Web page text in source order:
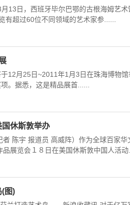
13日，西班牙毕尔巴鄂的古根海姆艺术
有超过60位不同领域的艺术家参......
12月25日~2011年1月3日在珠海博物
。据悉，这是精品展首......
休斯敦举办
陈宇 报道员 高威阵）作为全球百家
展览会１８日在美国休斯敦中国人活动
(图)